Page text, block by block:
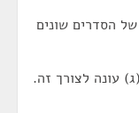
הסדרים שונים
עונה לצורך זה.